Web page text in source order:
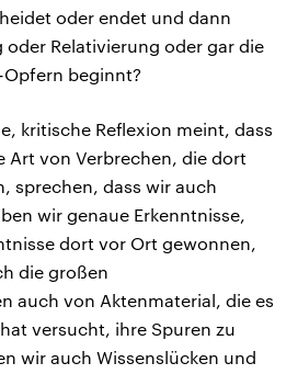
oder endet und dann
oder Relativierung oder gar die
beginnt?
kritische Reflexion meint, dass
Art von Verbrechen, die dort
sprechen, dass wir auch
wir genaue Erkenntnisse,
dort vor Ort gewonnen,
die großen
auch von Aktenmaterial, die es
versucht, ihre Spuren zu
wir auch Wissenslücken und